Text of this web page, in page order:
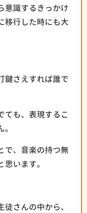
意識するきっかけ
移行した時にも大
鍵さえすれば誰で
ても、表現するこ
で、音楽の持つ無
います。
さんの中から、